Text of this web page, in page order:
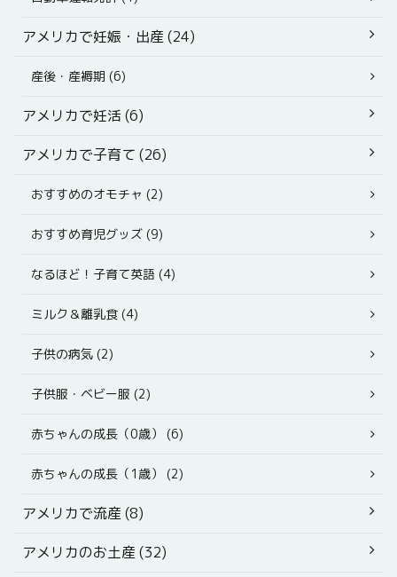
アメリカで妊娠・出産 (24)
産後・産褥期 (6)
アメリカで妊活 (6)
アメリカで子育て (26)
おすすめのオモチャ (2)
おすすめ育児グッズ (9)
なるほど！子育て英語 (4)
ミルク＆離乳食 (4)
子供の病気 (2)
子供服・ベビー服 (2)
赤ちゃんの成長（0歳） (6)
赤ちゃんの成長（1歳） (2)
アメリカで流産 (8)
アメリカのお土産 (32)